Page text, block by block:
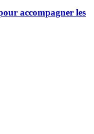
accompagner les